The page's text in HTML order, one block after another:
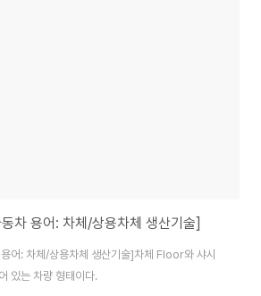
차 용어: 차체/상용차체 생산기술]
어: 차체/상용차체 생산기술]차체 Floor와 샤시
있는 차량 형태이다.